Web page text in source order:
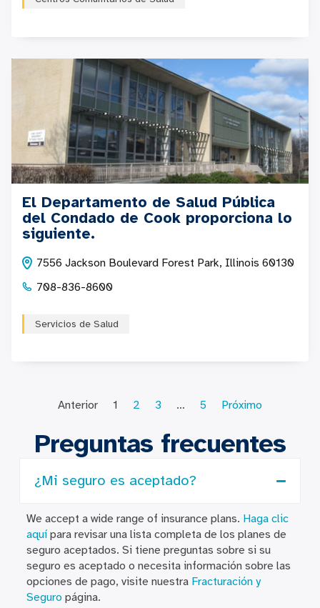
El Departamento de Salud Pública
del Condado de Cook proporciona lo
siguiente.
7556 Jackson Boulevard Forest Park, Illinois 60130
708-836-8600
Servicios de Salud
Anterior 1 2 3 … 5 Próximo
Preguntas frecuentes
¿Mi seguro es aceptado?
We accept a wide range of insurance plans. Haga clic
aquípara revisar una lista completa de los planes de
seguro aceptados. Si tiene preguntas sobre si su
seguro es aceptado o necesita información sobre las
opciones de pago, visite nuestra Fracturación y
Seguro página.